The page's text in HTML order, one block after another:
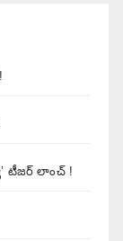
టీజర్ లాంచ్ !